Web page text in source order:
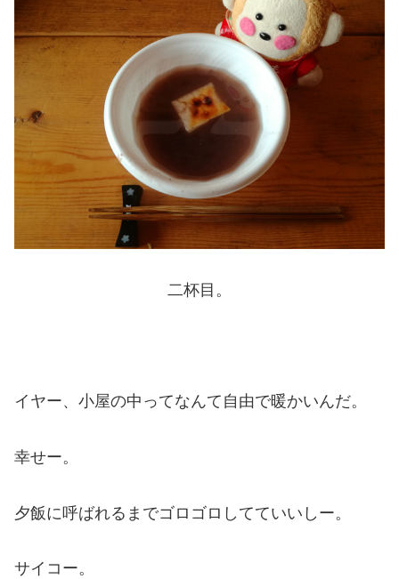
二杯目。
イヤー、小屋の中ってなんて自由で暖かいんだ。
幸せー。
夕飯に呼ばれるまでゴロゴロしてていいしー。
サイコー。